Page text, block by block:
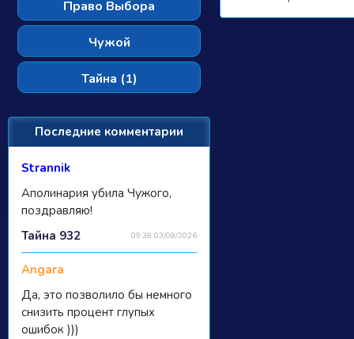
Право Выбора
Чужой
Тайна (1)
Последние комментарии
Strannik
Аполинария убила Чужого,
поздравляю!
09:38 03/08/2026
Тайна 932
Angara
Да, это позволило бы немного
снизить процент глупых
ошибок )))